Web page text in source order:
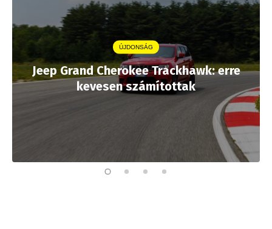
ÚJDONSÁG
Jeep Grand Cherokee Trackhawk: erre
kevesen számítottak